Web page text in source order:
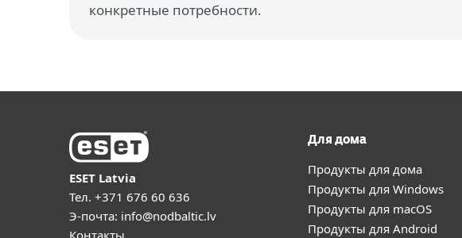
конкретные потребности.
ESET Latvia
Тел. +371 676 60 636
Э-почта: info@nodbaltic.lv
Контакты
Для дома
Продукты для дома
Продукты для Windows
Продукты для macOS
Продукты для Android